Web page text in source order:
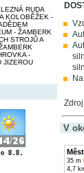
RUDA
KOLOBĚŽEK -
- ŽAMBERK
STROJŮ A
-
JIZEROU
V
35 m
4,7